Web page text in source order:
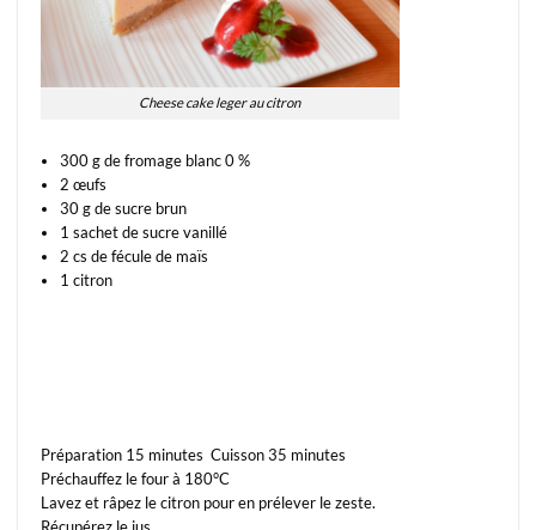
Cheese cake leger au citron
300 g de fromage blanc 0 %
2 œufs
30 g de sucre brun
1 sachet de sucre vanillé
2 cs de fécule de maïs
1 citron
Préparation 15 minutes Cuisson 35 minutes
Préchauffez le four à 180°C
Lavez et râpez le citron pour en prélever le zeste.